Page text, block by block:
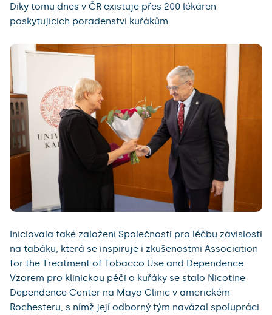
Díky tomu dnes v ČR existuje přes 200 lékáren
poskytujících poradenství kuřákům.
Iniciovala také založení Společnosti pro léčbu závislosti
na tabáku, která se inspiruje i zkušenostmi Association
for the Treatment of Tobacco Use and Dependence.
Vzorem pro klinickou péči o kuřáky se stalo Nicotine
Dependence Center na Mayo Clinic v americkém
Rochesteru, s nímž její odborný tým navázal spolupráci